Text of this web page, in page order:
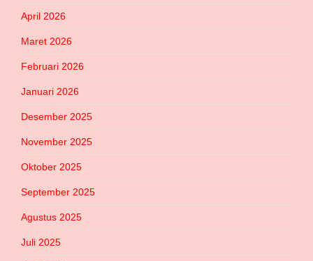
April 2026
Maret 2026
Februari 2026
Januari 2026
Desember 2025
November 2025
Oktober 2025
September 2025
Agustus 2025
Juli 2025